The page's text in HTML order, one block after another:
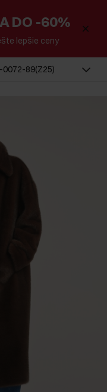
DO -60%
lepšie ceny
0072-89(Z25)